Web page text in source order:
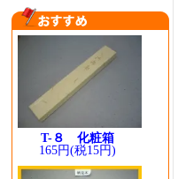
T-８ 化粧箱
165円(税15円)